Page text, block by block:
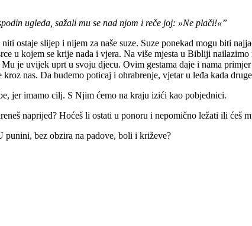
ugleda, sažali mu se nad njom i reče joj: »Ne plači!«”
ostaje slijep i nijem za naše suze. Suze ponekad mogu biti
u kojem se krije nada i vjera. Na više mjesta u Bibliji
je uvijek uprt u svoju djecu. Ovim gestama daje i nama
nas. Da budemo poticaj i ohrabrenje, vjetar u leđa kada
jer imamo cilj. S Njim ćemo na kraju izići kao pobjednici.
naprijed? Hoćeš li ostati u ponoru i nepomično ležati ili
punini, bez obzira na padove, boli i križeve?